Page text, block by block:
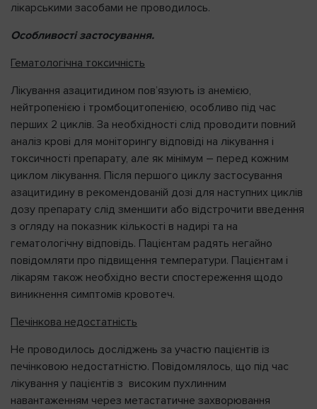
лікарськими засобами не проводилось.
Особливості застосування.
Гематологічна токсичність
Лікування азацитидином пов’язують із анемією,
нейтропенією і тромбоцитопенією, особливо під час
перших 2 циклів. За необхідності слід проводити повний
аналіз крові для моніторингу відповіді на лікування і
токсичності препарату, але як мінімум – перед кожним
циклом лікування. Після першого циклу застосування
азацитидину в рекомендованій дозі для наступних циклів
дозу препарату слід зменшити або відстрочити введення
з огляду на показник кількості в надирі та на
гематологічну відповідь. Пацієнтам радять негайно
повідомляти про підвищення температури. Пацієнтам і
лікарям також необхідно вести спостереження щодо
виникнення симптомів кровотеч.
Печінкова недостатність
Не проводилось досліджень за участю пацієнтів із
печінковою недостатністю. Повідомлялось, що під час
лікування у пацієнтів з високим пухлинним
навантаженням через метастатичне захворювання